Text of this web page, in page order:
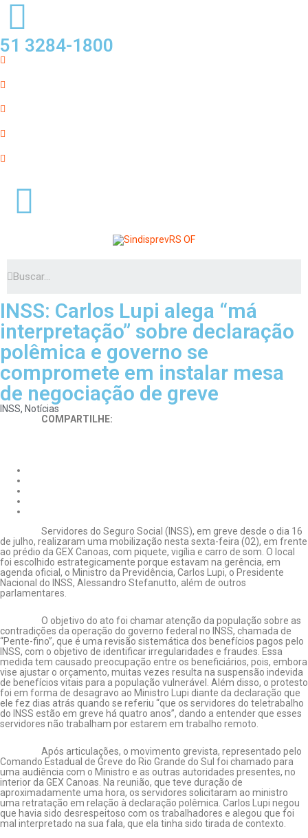
51 3284-1800
INSS: Carlos Lupi alega “má
interpretação” sobre declaração
polêmica e governo se
compromete em instalar mesa
de negociação de greve
INSS, Notícias
COMPARTILHE:
Servidores do Seguro Social (INSS), em greve desde o dia 16
de julho, realizaram uma mobilização nesta sexta-feira (02), em frente
ao prédio da GEX Canoas, com piquete, vigília e carro de som. O local
foi escolhido estrategicamente porque estavam na gerência, em
agenda oficial, o Ministro da Previdência, Carlos Lupi, o Presidente
Nacional do INSS, Alessandro Stefanutto, além de outros
parlamentares.
O objetivo do ato foi chamar atenção da população sobre as
contradições da operação do governo federal no INSS, chamada de
“Pente-fino”, que é uma revisão sistemática dos benefícios pagos pelo
INSS, com o objetivo de identificar irregularidades e fraudes. Essa
medida tem causado preocupação entre os beneficiários, pois, embora
vise ajustar o orçamento, muitas vezes resulta na suspensão indevida
de benefícios vitais para a população vulnerável. Além disso, o protesto
foi em forma de desagravo ao Ministro Lupi diante da declaração que
ele fez dias atrás quando se referiu “que os servidores do teletrabalho
do INSS estão em greve há quatro anos”, dando a entender que esses
servidores não trabalham por estarem em trabalho remoto.
Após articulações, o movimento grevista, representado pelo
Comando Estadual de Greve do Rio Grande do Sul foi chamado para
uma audiência com o Ministro e as outras autoridades presentes, no
interior da GEX Canoas. Na reunião, que teve duração de
aproximadamente uma hora, os servidores solicitaram ao ministro
uma retratação em relação à declaração polêmica. Carlos Lupi negou
que havia sido desrespeitoso com os trabalhadores e alegou que foi
mal interpretado na sua fala, que ela tinha sido tirada de contexto.